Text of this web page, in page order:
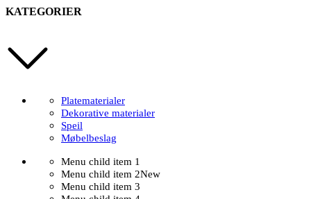
KATEGORIER
Platematerialer
Dekorative materialer
Speil
Møbelbeslag
Menu child item 1
Menu child item 2New
Menu child item 3